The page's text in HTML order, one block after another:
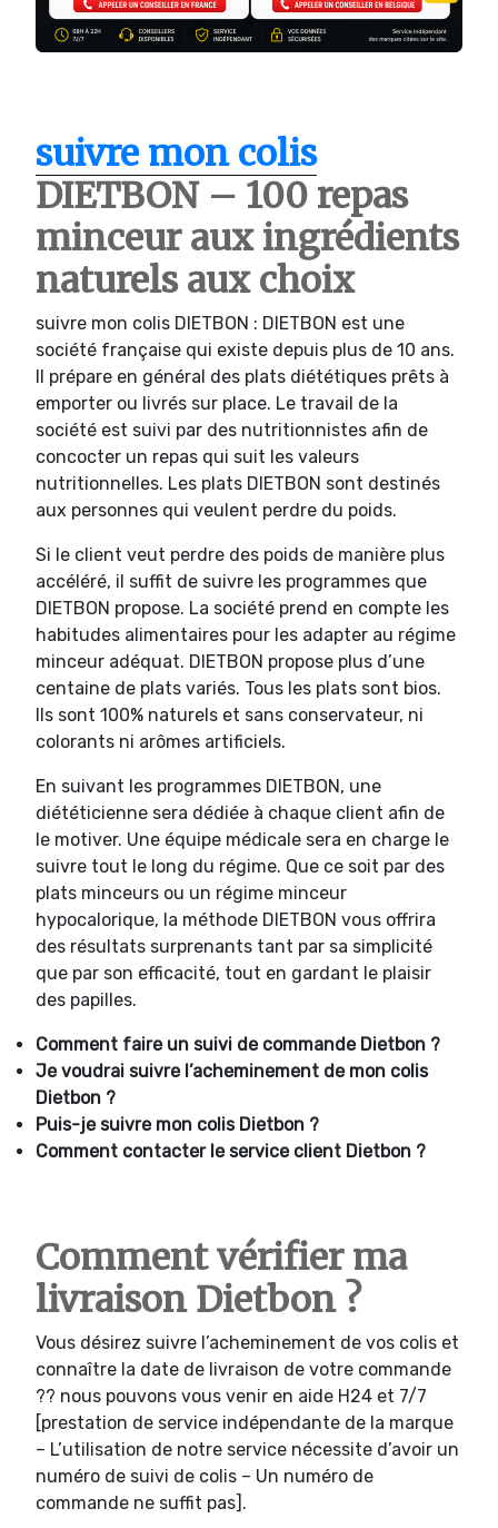
suivre mon colis
DIETBON – 100 repas
minceur aux ingrédients
naturels aux choix
suivre mon colis DIETBON : DIETBON est une
société française qui existe depuis plus de 10 ans.
Il prépare en général des plats diététiques prêts à
emporter ou livrés sur place. Le travail de la
société est suivi par des nutritionnistes afin de
concocter un repas qui suit les valeurs
nutritionnelles. Les plats DIETBON sont destinés
aux personnes qui veulent perdre du poids.
Si le client veut perdre des poids de manière plus
accéléré, il suffit de suivre les programmes que
DIETBON propose. La société prend en compte les
habitudes alimentaires pour les adapter au régime
minceur adéquat. DIETBON propose plus d’une
centaine de plats variés. Tous les plats sont bios.
Ils sont 100% naturels et sans conservateur, ni
colorants ni arômes artificiels.
En suivant les programmes DIETBON, une
diététicienne sera dédiée à chaque client afin de
le motiver. Une équipe médicale sera en charge le
suivre tout le long du régime. Que ce soit par des
plats minceurs ou un régime minceur
hypocalorique, la méthode DIETBON vous offrira
des résultats surprenants tant par sa simplicité
que par son efficacité, tout en gardant le plaisir
des papilles.
Comment faire un suivi de commande Dietbon ?
Je voudrai suivre l’acheminement de mon colis
Dietbon ?
Puis-je suivre mon colis Dietbon ?
Comment contacter le service client Dietbon ?
Comment vérifier ma
livraison Dietbon ?
Vous désirez suivre l’acheminement de vos colis et
connaître la date de livraison de votre commande
?? nous pouvons vous venir en aide H24 et 7/7
[prestation de service indépendante de la marque
– L’utilisation de notre service nécessite d’avoir un
numéro de suivi de colis – Un numéro de
commande ne suffit pas].